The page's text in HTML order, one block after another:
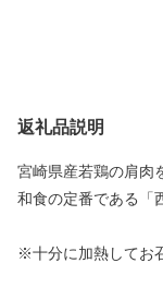
返礼品説明
宮崎県産若鶏の肩肉
和食の定番である「
※十分に加熱してお